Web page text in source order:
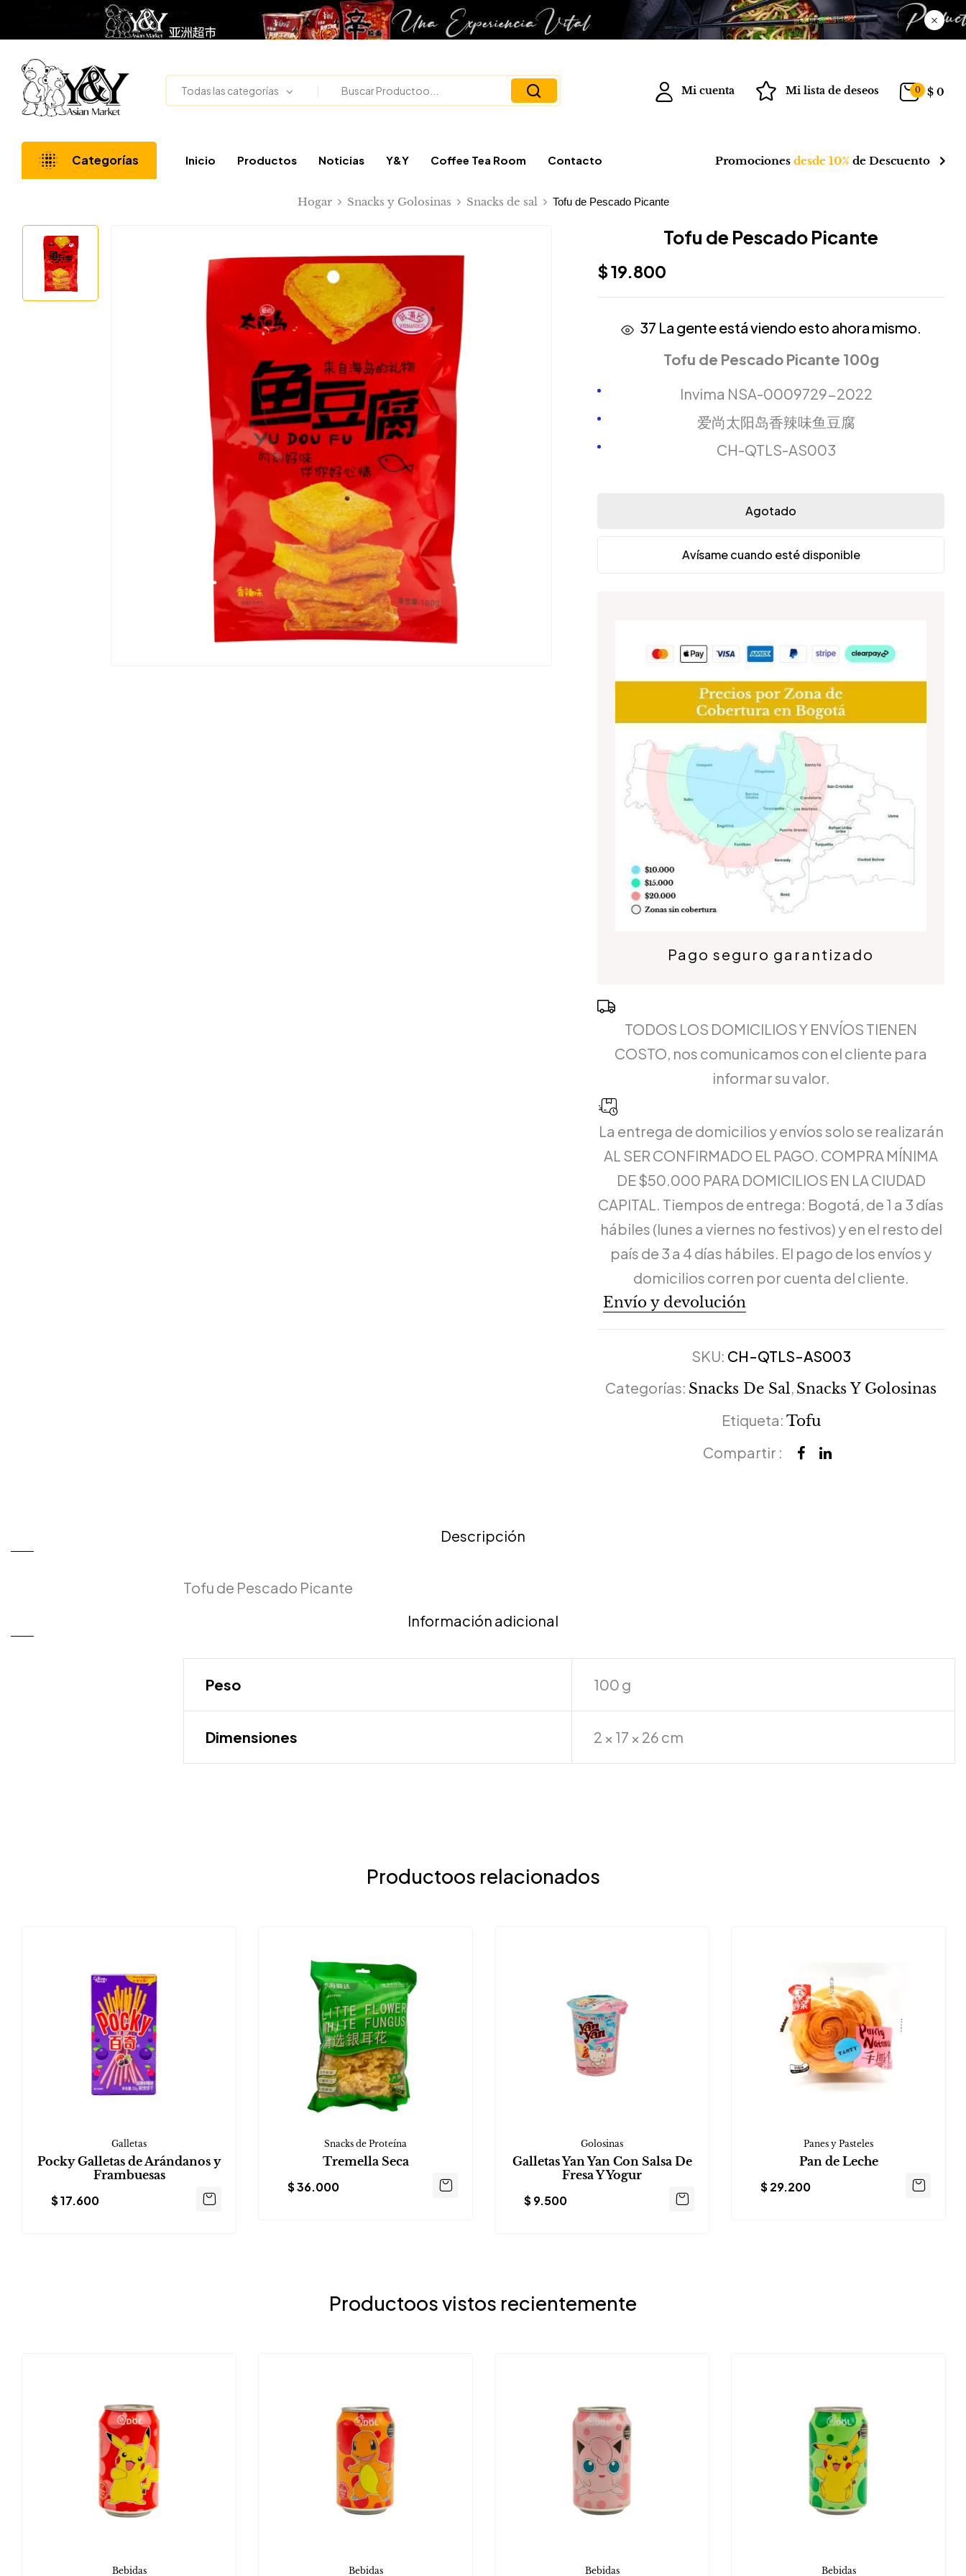
Todas las categorías Mi cuenta Mi lista de deseos 0 $ 0
Categorías Inicio Productos Noticias Y&Y Coffee Tea Room Contacto Promociones desde 10% de Descuento
Hogar Snacks y Golosinas Snacks de sal Tofu de Pescado Picante
Tofu de Pescado Picante
$19.800
37 La gente está viendo esto ahora mismo.
Tofu de Pescado Picante 100g
Invima NSA-0009729-2022
爱尚太阳岛香辣味鱼豆腐
CH-QTLS-AS003
Agotado
Avísame cuando esté disponible
Pago seguro garantizado
TODOS LOS DOMICILIOS Y ENVÍOS TIENEN
COSTO, nos comunicamos con el cliente para
informar su valor.
La entrega de domicilios y envíos solo se realizarán
AL SER CONFIRMADO EL PAGO. COMPRA MÍNIMA
DE $50.000 PARA DOMICILIOS EN LA CIUDAD
CAPITAL. Tiempos de entrega: Bogotá, de 1 a 3 días
hábiles (lunes a viernes no festivos) y en el resto del
país de 3 a 4 días hábiles. El pago de los envíos y
domicilios corren por cuenta del cliente.
Envío y devolución
SKU: CH-QTLS-AS003
Categorías: Snacks De Sal Snacks Y Golosinas
Etiqueta: Tofu
Compartir :
Descripción
Tofu de Pescado Picante
Información adicional
Peso 100 g
Dimensiones 2 × 17 × 26 cm
Productoos relacionados
Galletas
Pocky Galletas de Arándanos y
Frambuesas
$17.600
Snacks de Proteína
Tremella Seca
$36.000
Golosinas
Galletas Yan Yan Con Salsa De
Fresa Y Yogur
$9.500
Panes y Pasteles
Pan de Leche
$29.200
Productoos vistos recientemente
Bebidas Bebidas Bebidas Bebidas